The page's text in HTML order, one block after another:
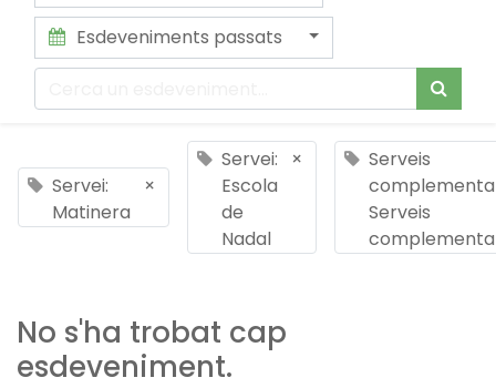
Esdeveniments passats
Servei:
Matinera
×
Servei:
Escola
de
Nadal
×
Serveis
Serveis
No s'ha trobat cap
esdeveniment.